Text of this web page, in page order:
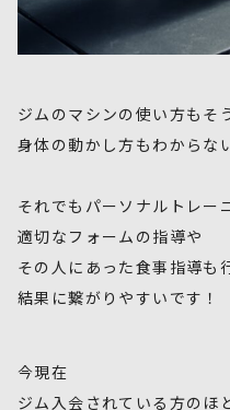
ジムのマシンの使い方もそ
身体の動かし方もわからな
それでもパーソナルトレー
適切なフォームの指導や
その人にあった食事指導も
結果に繋がりやすいです！
今現在
ジム入会されている方のほ